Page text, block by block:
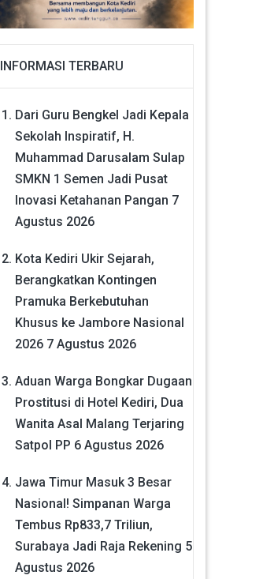
INFORMASI TERBARU
Dari Guru Bengkel Jadi Kepala
Sekolah Inspiratif, H.
Muhammad Darusalam Sulap
SMKN 1 Semen Jadi Pusat
Inovasi Ketahanan Pangan 7
Agustus 2026
Kota Kediri Ukir Sejarah,
Berangkatkan Kontingen
Pramuka Berkebutuhan
Khusus ke Jambore Nasional
2026 7 Agustus 2026
Aduan Warga Bongkar Dugaan
Prostitusi di Hotel Kediri, Dua
Wanita Asal Malang Terjaring
Satpol PP 6 Agustus 2026
Jawa Timur Masuk 3 Besar
Nasional! Simpanan Warga
Tembus Rp833,7 Triliun,
Surabaya Jadi Raja Rekening 5
Agustus 2026